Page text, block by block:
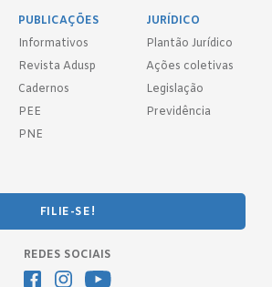
PUBLICAÇÕES
Informativos
Revista Adusp
Cadernos
PEE
PNE
JURÍDICO
Plantão Jurídico
Ações coletivas
Legislação
Previdência
FILIE-SE!
REDES SOCIAIS